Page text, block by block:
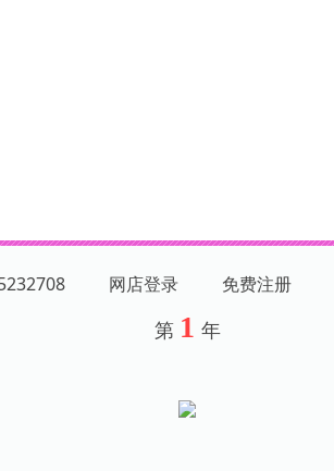
网店登录 免费注册
第 1 年